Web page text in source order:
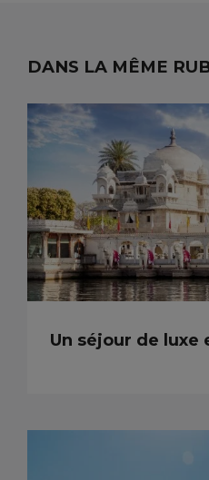
DANS LA MÊME
Un séjour de luxe